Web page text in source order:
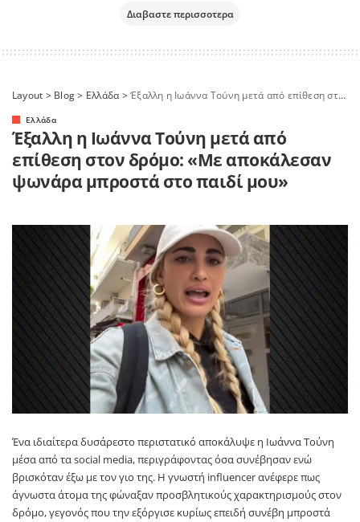
Διαβαστε περισσοτερα
Layout > Blog> Ελλάδα>Έξαλλη η Ιωάννα Τούνη μετά από επίθεση στον δρόμο: «Με αποκάλεσαν ψωνάρα μπροστά στο παιδί μου»
Ελλάδα
Έξαλλη η Ιωάννα Τούνη μετά από
επίθεση στον δρόμο: «Με αποκάλεσαν
ψωνάρα μπροστά στο παιδί μου»
Ένα ιδιαίτερα δυσάρεστο περιστατικό αποκάλυψε η Ιωάννα Τούνη
μέσα από τα social media, περιγράφοντας όσα συνέβησαν ενώ
βρισκόταν έξω με τον γιο της. Η γνωστή influencer ανέφερε πως
άγνωστα άτομα της φώναξαν προσβλητικούς χαρακτηρισμούς στον
δρόμο, γεγονός που την εξόργισε κυρίως επειδή συνέβη μπροστά